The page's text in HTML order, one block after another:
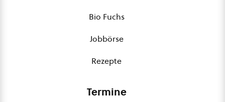
Bio Fuchs
Jobbörse
Rezepte
Termine